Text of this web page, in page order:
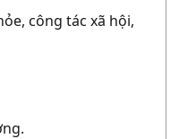
công tác xã hội,